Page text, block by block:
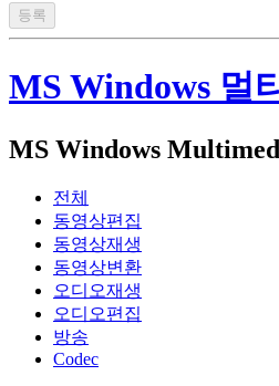
MS Windows 멀
MS Windows
전체
동영상편집
동영상재생
동영상변환
오디오재생
오디오편집
방송
Codec